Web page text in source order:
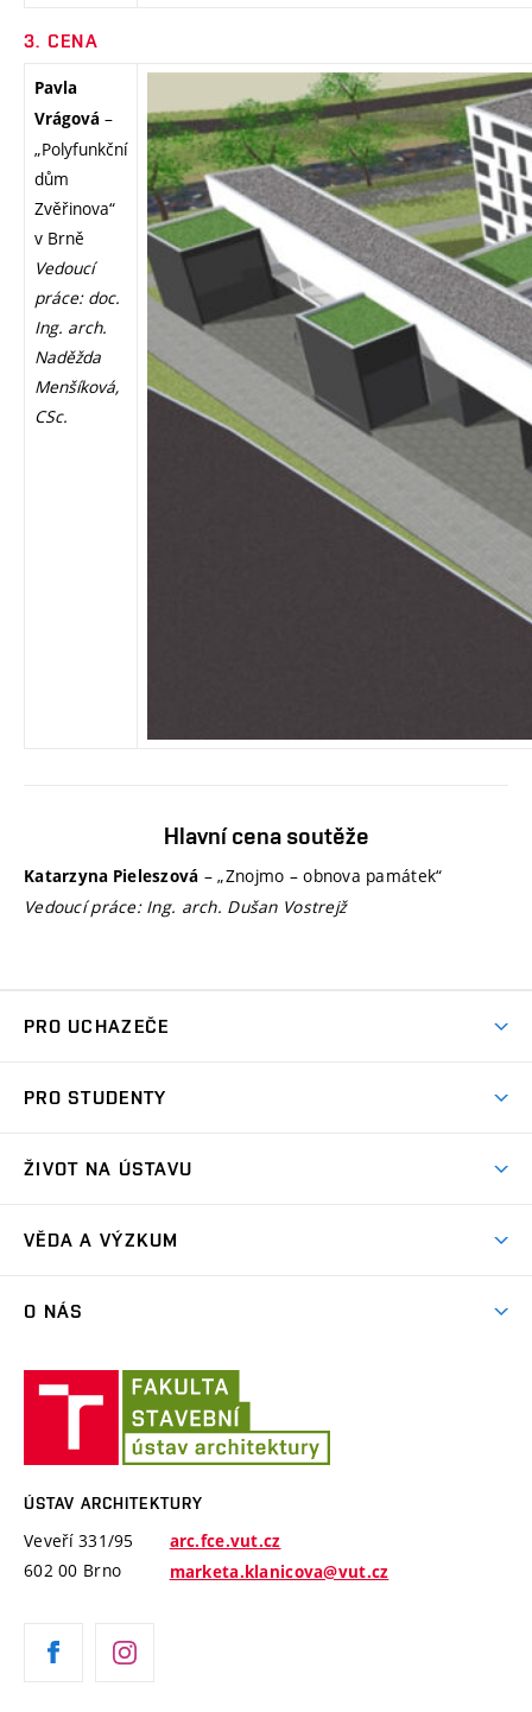
3. CENA
Pavla
Vrágová –
„Polyfunkční
dům
Zvěřinova“
v Brně
Vedoucí
práce: doc.
Ing. arch.
Naděžda
Menšíková,
CSc.
Hlavní cena soutěže
Katarzyna Pieleszová – „Znojmo – obnova památek“
Vedoucí práce: Ing. arch. Dušan Vostrejž
PRO UCHAZEČE
Letní škola architektury
PRO STUDENTY
Závěrečné práce a státní zkoušky
Příručka prváka
Modelářská dílna
ŽIVOT NA ÚSTAVU
Plenéry
ARC Siola
Cena Arnošta Wiesnera
VĚDA A VÝZKUM
Konference Krajina Sídla Památky
O NÁS
Ateliéry a pracoviště
Historie ústavu
Úspěchy
ÚSTAV ARCHITEKTURY
Veveří 331/95
602 00 Brno
arc.fce.vut.cz
marketa.klanicova@vut.cz